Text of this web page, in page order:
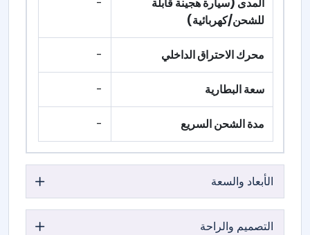
للشحن/كهربائية)
محرك الاحتراق الداخلي -
سعة البطارية -
مدة الشحن السريع -
الأبعاد والسعة
التصميم والراحة